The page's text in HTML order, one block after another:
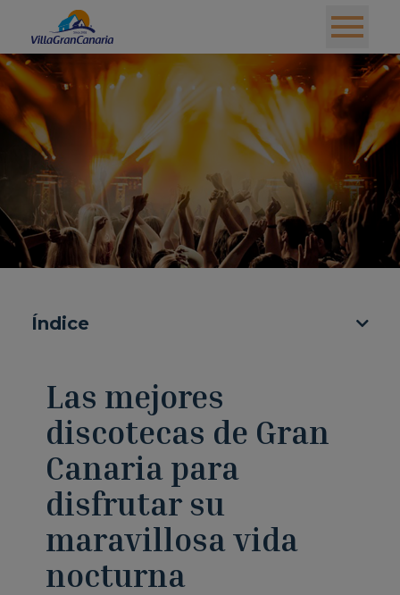
Índice
Las mejores
discotecas de Gran
Canaria para
disfrutar su
maravillosa vida
nocturna